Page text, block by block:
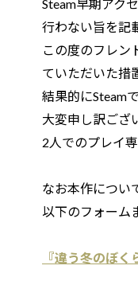
Steam早期アク
行わない旨を記
この度のフレン
ていただいた措
結果的にSteam
大変申し訳ござ
2人でのプレイ
なお本作につい
以下のフォーム
『違う冬のぼ